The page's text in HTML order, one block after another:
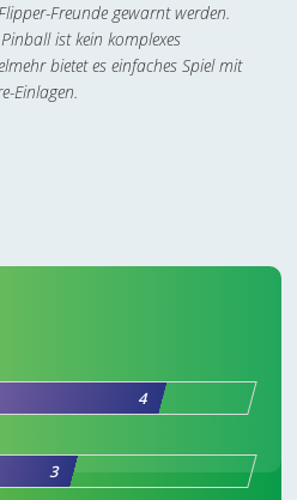
Freunde gewarnt werden.
ist kein komplexes
bietet es einfaches Spiel mit
Einlagen.
4
3